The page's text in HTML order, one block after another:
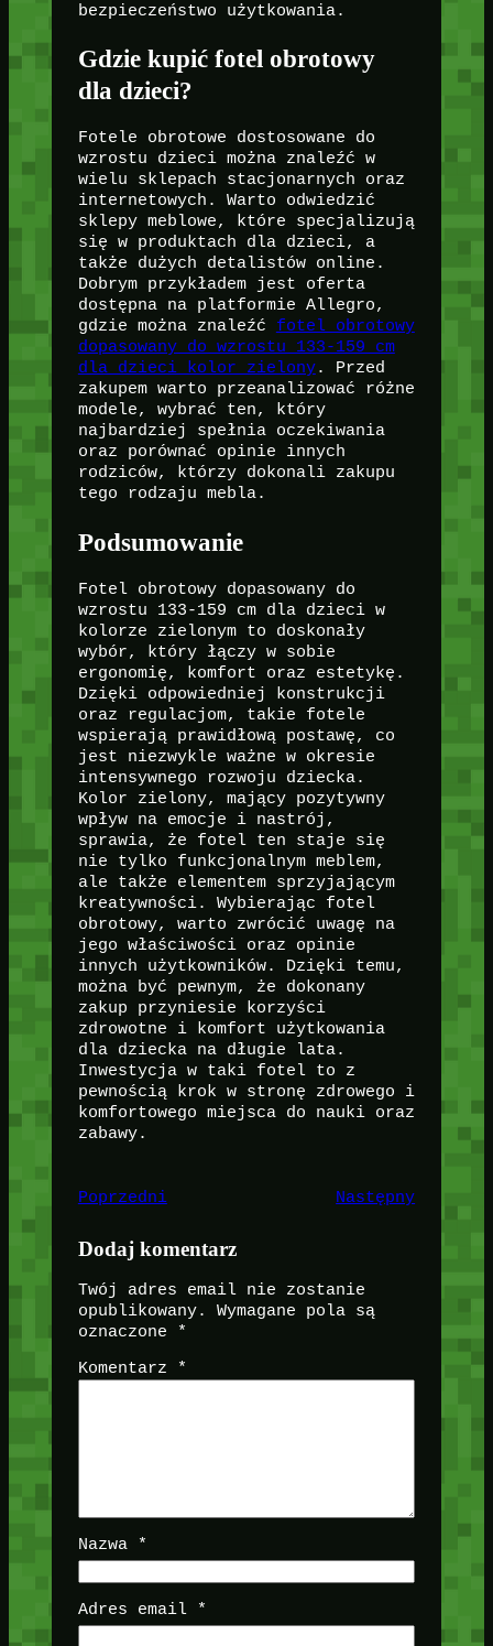
bezpieczeństwo użytkowania.
Gdzie kupić fotel obrotowy
dla dzieci?
Fotele obrotowe dostosowane do
wzrostu dzieci można znaleźć w
wielu sklepach stacjonarnych oraz
internetowych. Warto odwiedzić
sklepy meblowe, które specjalizują
się w produktach dla dzieci, a
także dużych detalistów online.
Dobrym przykładem jest oferta
dostępna na platformie Allegro,
gdzie można znaleźć fotel obrotowy
dopasowany do wzrostu 133-159 cm
dla dzieci kolor zielony. Przed
zakupem warto przeanalizować różne
modele, wybrać ten, który
najbardziej spełnia oczekiwania
oraz porównać opinie innych
rodziców, którzy dokonali zakupu
tego rodzaju mebla.
Podsumowanie
Fotel obrotowy dopasowany do
wzrostu 133-159 cm dla dzieci w
kolorze zielonym to doskonały
wybór, który łączy w sobie
ergonomię, komfort oraz estetykę.
Dzięki odpowiedniej konstrukcji
oraz regulacjom, takie fotele
wspierają prawidłową postawę, co
jest niezwykle ważne w okresie
intensywnego rozwoju dziecka.
Kolor zielony, mający pozytywny
wpływ na emocje i nastrój,
sprawia, że fotel ten staje się
nie tylko funkcjonalnym meblem,
ale także elementem sprzyjającym
kreatywności. Wybierając fotel
obrotowy, warto zwrócić uwagę na
jego właściwości oraz opinie
innych użytkowników. Dzięki temu,
można być pewnym, że dokonany
zakup przyniesie korzyści
zdrowotne i komfort użytkowania
dla dziecka na długie lata.
Inwestycja w taki fotel to z
pewnością krok w stronę zdrowego i
komfortowego miejsca do nauki oraz
zabawy.
Poprzedni Następny
Dodaj komentarz
Twój adres email nie zostanie
opublikowany.
Wymagane pola są
oznaczone
*
Komentarz *
Nazwa *
Adres email *